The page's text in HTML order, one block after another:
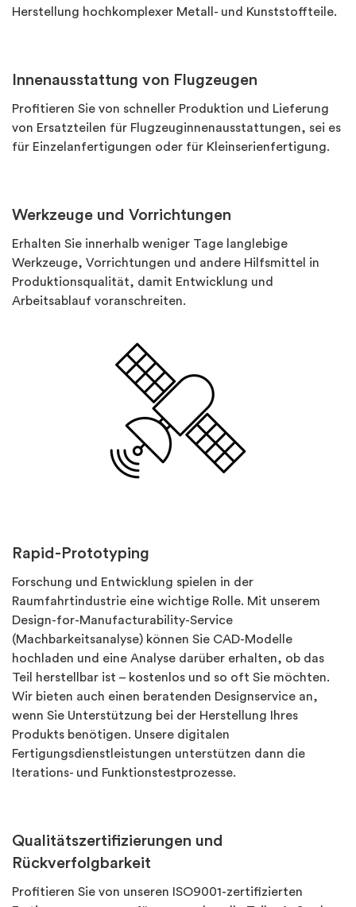
Herstellung hochkomplexer Metall- und Kunststoffteile.
Innenausstattung von Flugzeugen
Profitieren Sie von schneller Produktion und Lieferung
von Ersatzteilen für Flugzeuginnenausstattungen, sei es
für Einzelanfertigungen oder für Kleinserienfertigung.
Werkzeuge und Vorrichtungen
Erhalten Sie innerhalb weniger Tage langlebige
Werkzeuge, Vorrichtungen und andere Hilfsmittel in
Produktionsqualität, damit Entwicklung und
Arbeitsablauf voranschreiten.
Rapid-Prototyping
Forschung und Entwicklung spielen in der
Raumfahrtindustrie eine wichtige Rolle. Mit unserem
Design-for-Manufacturability-Service
(Machbarkeitsanalyse) können Sie CAD-Modelle
hochladen und eine Analyse darüber erhalten, ob das
Teil herstellbar ist – kostenlos und so oft Sie möchten.
Wir bieten auch einen beratenden Designservice an,
wenn Sie Unterstützung bei der Herstellung Ihres
Produkts benötigen. Unsere digitalen
Fertigungsdienstleistungen unterstützen dann die
Iterations- und Funktionstestprozesse.
Qualitätszertifizierungen und
Rückverfolgbarkeit
Profitieren Sie von unseren ISO9001-zertifizierten